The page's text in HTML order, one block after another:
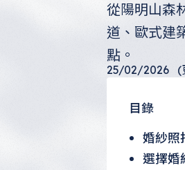
從陽明山森
道、歐式建
點。
25/02/2026 (
目錄
婚紗照
選擇婚